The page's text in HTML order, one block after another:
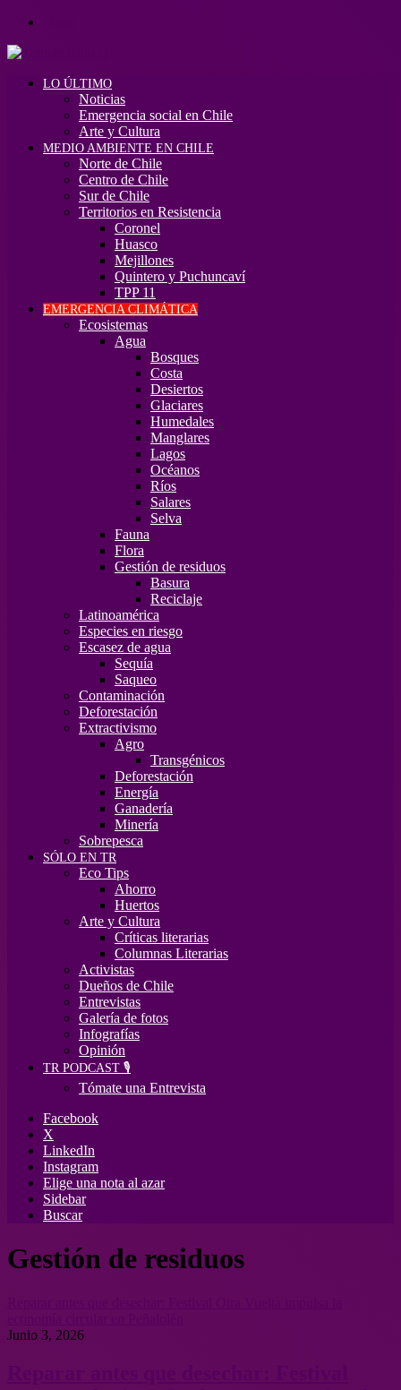
LO ÚLTIMO
Noticias
Emergencia social en Chile
Arte y Cultura
MEDIO AMBIENTE EN CHILE
Norte de Chile
Centro de Chile
Sur de Chile
Territorios en Resistencia
Coronel
Huasco
Mejillones
Quintero y Puchuncaví
TPP 11
EMERGENCIA CLIMÁTICA
Ecosistemas
Agua
Bosques
Costa
Desiertos
Glaciares
Humedales
Manglares
Lagos
Océanos
Ríos
Salares
Selva
Fauna
Flora
Gestión de residuos
Basura
Reciclaje
Latinoamérica
Especies en riesgo
Escasez de agua
Sequía
Saqueo
Contaminación
Deforestación
Extractivismo
Agro
Transgénicos
Deforestación
Energía
Ganadería
Minería
Sobrepesca
SÓLO EN TR
Eco Tips
Ahorro
Huertos
Arte y Cultura
Críticas literarias
Columnas Literarias
Activistas
Dueños de Chile
Entrevistas
Galería de fotos
Infografías
Opinión
TR PODCAST 🎙️
Tómate una Entrevista
Facebook
X
LinkedIn
Instagram
Elige una nota al azar
Sidebar
Buscar
Gestión de residuos
Junio 3, 2026